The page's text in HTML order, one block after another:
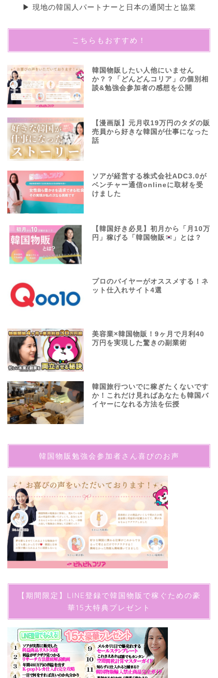
▶︎ 現地の韓国人パートナーと日本の通関士と協業
こちらもおすすめ！
韓国物販したい人他にいません
か？？「どんどんコリア」の個別相
談&勉強会参加者の感想を公開
【漫画版】元月収19万円のタダの販
売員から好きな韓国が仕事になった
話
ソアが経営する株式会社ADC3.0が
ベンチャー通信onlineに取材を受
けました
【韓国好き必見】初月から「月10万
円」稼げる「韓国物販
」とは？
プロのバイヤーがオススメする！ネ
ット仕入れサイト4選
美容業×韓国物販！9ヶ月で月利40
万円を実現した驚きの副業術
韓国旅行ついでに稼ぎたくないです
か！これだけ見ればあなたも韓国バ
イヤーになれる方法を伝授
韓国物販勉強会参加者さん喜びのお声
【期間限定】LINE登録で韓国物販で稼ぐための豪
華15大特典プレゼント